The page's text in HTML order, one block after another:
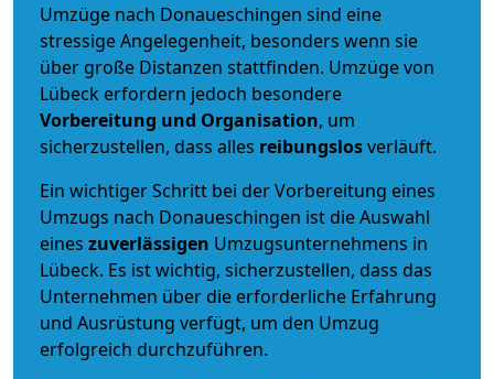
Umzüge nach Donaueschingen sind eine
stressige Angelegenheit, besonders wenn sie
über große Distanzen stattfinden. Umzüge von
Lübeck erfordern jedoch besondere
Vorbereitung und Organisation, um
sicherzustellen, dass alles reibungslosverläuft.
Ein wichtiger Schritt bei der Vorbereitung eines
Umzugs nach Donaueschingen ist die Auswahl
eines zuverlässigen Umzugsunternehmens in
Lübeck. Es ist wichtig, sicherzustellen, dass das
Unternehmen über die erforderliche Erfahrung
und Ausrüstung verfügt, um den Umzug
erfolgreich durchzuführen.